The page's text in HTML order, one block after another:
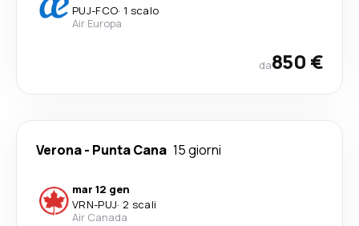
PUJ-FCO· 1 scalo
Air Europa
da850 €
Verona- Punta Cana 15 giorni
mar 12 gen
VRN-PUJ· 2 scali
Air Canada